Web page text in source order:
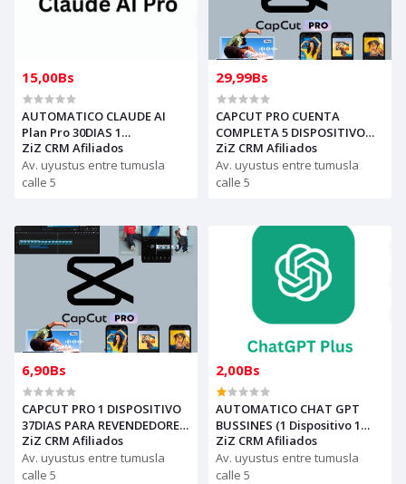
15,00Bs
AUTOMATICO CLAUDE AI
Plan Pro 30DIAS 1
DISPOSITIVO, ver
descripción para iniciar
secion
ZiZ CRM Afiliados
Av. uyustus entre tumusla
calle 5
29,99Bs
CAPCUT PRO CUENTA
COMPLETA 5 DISPOSITIVO
37DIAS PARA REVENDEDORES,
AUTOMATICO (solo con
creditos puede comprar, )
ZiZ CRM Afiliados
Av. uyustus entre tumusla
calle 5
6,90Bs
CAPCUT PRO 1 DISPOSITIVO
37DIAS PARA REVENDEDORES,
AUTOMATICO (solo con
creditos puede comprar, )
para soporte escribir al
ZiZ CRM Afiliados
Av. uyustus entre tumusla
calle 5
2,00Bs
AUTOMATICO CHAT GPT
BUSSINES (1 Dispositivo 1
mes) - CON GARANTIA
ZiZ CRM Afiliados
Av. uyustus entre tumusla
calle 5